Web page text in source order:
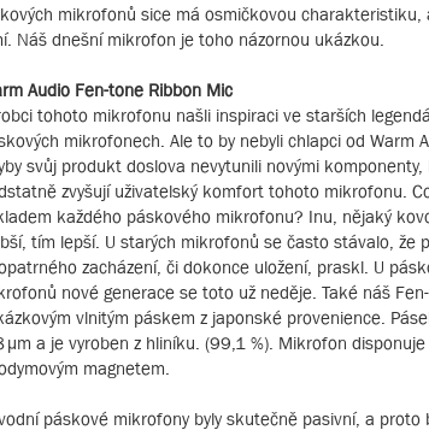
mikrofonů sice má osmičkovou charakteristiku,
Náš dnešní mikrofon je toho názornou ukázkou.
Audio Fen-tone Ribbon Mic
tohoto mikrofonu našli inspiraci ve starších
mikrofonech. Ale to by nebyli chlapci od Warm
svůj produkt doslova nevytunili novými
zvyšují uživatelský komfort tohoto mikrofonu.
každého páskového mikrofonu? Inu, nějaký
tím lepší. U starých mikrofonů se často stávalo, že
zacházení, či dokonce uložení, praskl. U
nové generace se toto už neděje. Také náš
vlnitým páskem z japonské provenience.
µm a je vyroben z hliníku. (99,1 %). Mikrofon disponuje
magnetem.
páskové mikrofony byly skutečně pasivní, a proto